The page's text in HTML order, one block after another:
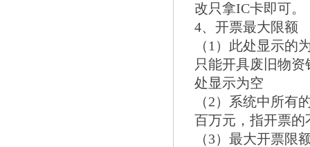
改只拿IC卡即可。
4、开票最大限额
（1）此处显示的
只能开具废旧物
处显示为空
（2）系统中所有
百万元，指开票
（3）最大开票限